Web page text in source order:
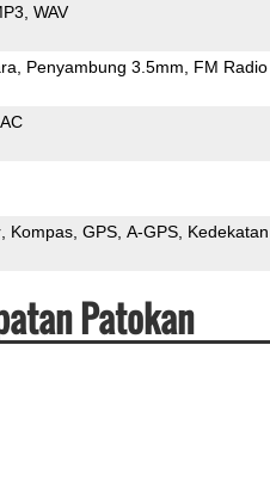
WAV
Penyambung 3.5mm FM Radio
Kompas GPS A-GPS Kedekatan
Patokan